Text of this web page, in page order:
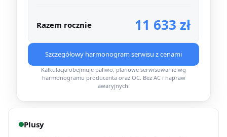
Razem rocznie 11 633 zł
Szczegółowy harmonogram serwisu z cenami
Kalkulacja obejmuje paliwo, planowe serwisowanie wg
harmonogramu producenta oraz OC. Bez AC i napraw
awaryjnych.
Plusy